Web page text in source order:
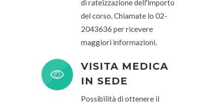
di rateizzazione dell'importo
del corso. Chiamate lo 02-
2043636 per ricevere
maggiori informazioni.
VISITA MEDICA
IN SEDE
Possibilità di ottenere il